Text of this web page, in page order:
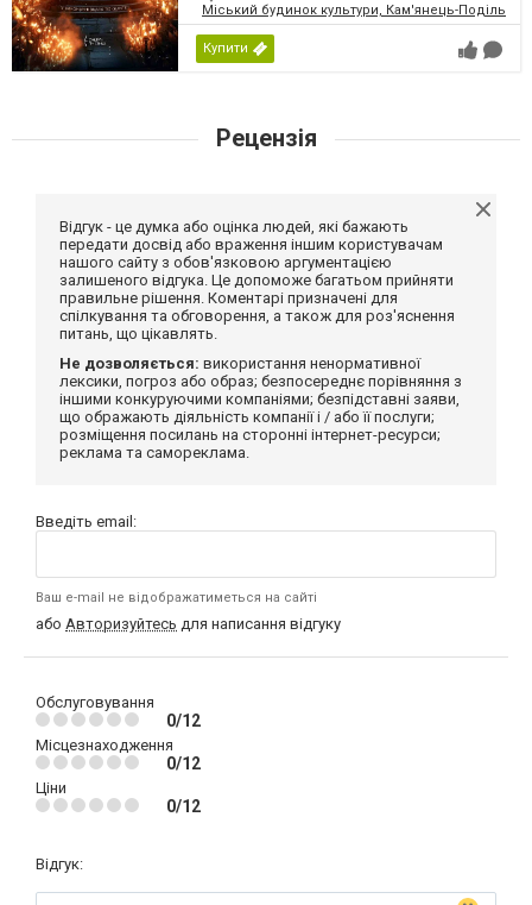
Міський будинок культури, Кам'янець-
Купити
Рецензія
Відгук - це думка або оцінка людей, які бажають
передати досвід або враження іншим користувачам
нашого сайту з обов'язковою аргументацією
залишеного відгука. Це допоможе багатьом прийняти
правильне рішення. Коментарі призначені для
спілкування та обговорення, а також для роз'яснення
питань, що цікавлять.
Не дозволяється: використання ненормативної
лексики, погроз або образ; безпосереднє порівняння з
іншими конкуруючими компаніями; безпідставні заяви,
що ображають діяльність компанії і / або її послуги;
розміщення посилань на сторонні інтернет-ресурси;
реклама та самореклама.
Введіть email:
Ваш e-mail не відображатиметься на сайті
або Авторизуйтесь для написання відгуку
Обслуговування
0/12
Місцезнаходження
0/12
Ціни
0/12
Відгук: